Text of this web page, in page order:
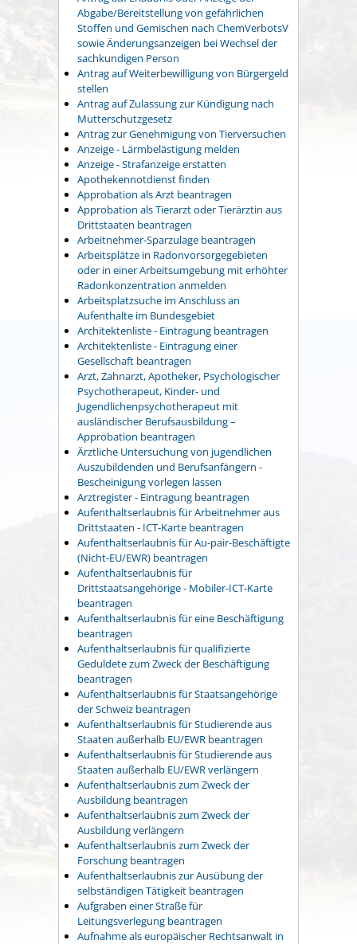
Abgabe/Bereitstellung von gefährlichen
Stoffen und Gemischen nach ChemVerbotsV
sowie Änderungsanzeigen bei Wechsel der
sachkundigen Person
Antrag auf Weiterbewilligung von Bürgergeld
stellen
Antrag auf Zulassung zur Kündigung nach
Mutterschutzgesetz
Antrag zur Genehmigung von Tierversuchen
Anzeige - Lärmbelästigung melden
Anzeige - Strafanzeige erstatten
Apothekennotdienst finden
Approbation als Arzt beantragen
Approbation als Tierarzt oder Tierärztin aus
Drittstaaten beantragen
Arbeitnehmer-Sparzulage beantragen
Arbeitsplätze in Radonvorsorgegebieten
oder in einer Arbeitsumgebung mit erhöhter
Radonkonzentration anmelden
Arbeitsplatzsuche im Anschluss an
Aufenthalte im Bundesgebiet
Architektenliste - Eintragung beantragen
Architektenliste - Eintragung einer
Gesellschaft beantragen
Arzt, Zahnarzt, Apotheker, Psychologischer
Psychotherapeut, Kinder- und
Jugendlichenpsychotherapeut mit
ausländischer Berufsausbildung –
Approbation beantragen
Ärztliche Untersuchung von jugendlichen
Auszubildenden und Berufsanfängern -
Bescheinigung vorlegen lassen
Arztregister - Eintragung beantragen
Aufenthaltserlaubnis für Arbeitnehmer aus
Drittstaaten - ICT-Karte beantragen
Aufenthaltserlaubnis für Au-pair-Beschäftigte
(Nicht-EU/EWR) beantragen
Aufenthaltserlaubnis für
Drittstaatsangehörige - Mobiler-ICT-Karte
beantragen
Aufenthaltserlaubnis für eine Beschäftigung
beantragen
Aufenthaltserlaubnis für qualifizierte
Geduldete zum Zweck der Beschäftigung
beantragen
Aufenthaltserlaubnis für Staatsangehörige
der Schweiz beantragen
Aufenthaltserlaubnis für Studierende aus
Staaten außerhalb EU/EWR beantragen
Aufenthaltserlaubnis für Studierende aus
Staaten außerhalb EU/EWR verlängern
Aufenthaltserlaubnis zum Zweck der
Ausbildung beantragen
Aufenthaltserlaubnis zum Zweck der
Ausbildung verlängern
Aufenthaltserlaubnis zum Zweck der
Forschung beantragen
Aufenthaltserlaubnis zur Ausübung der
selbständigen Tätigkeit beantragen
Aufgraben einer Straße für
Leitungsverlegung beantragen
Aufnahme als europäischer Rechtsanwalt in